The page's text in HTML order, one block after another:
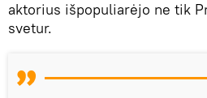
aktorius išpopuliarėjo ne tik
svetur.